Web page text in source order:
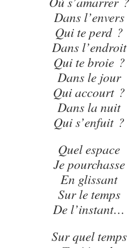
Dans l’envers
Qui te perd ?
Dans l’endroit
Qui te broie ?
Dans le jour
Qui accourt ?
Dans la nuit
Qui s’enfuit ?
Quel espace
Je pourchasse
En glissant
Sur le temps
De l’instant…
Sur quel temps